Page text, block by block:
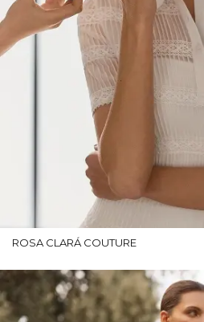
ROSA CLARÁ COUTURE